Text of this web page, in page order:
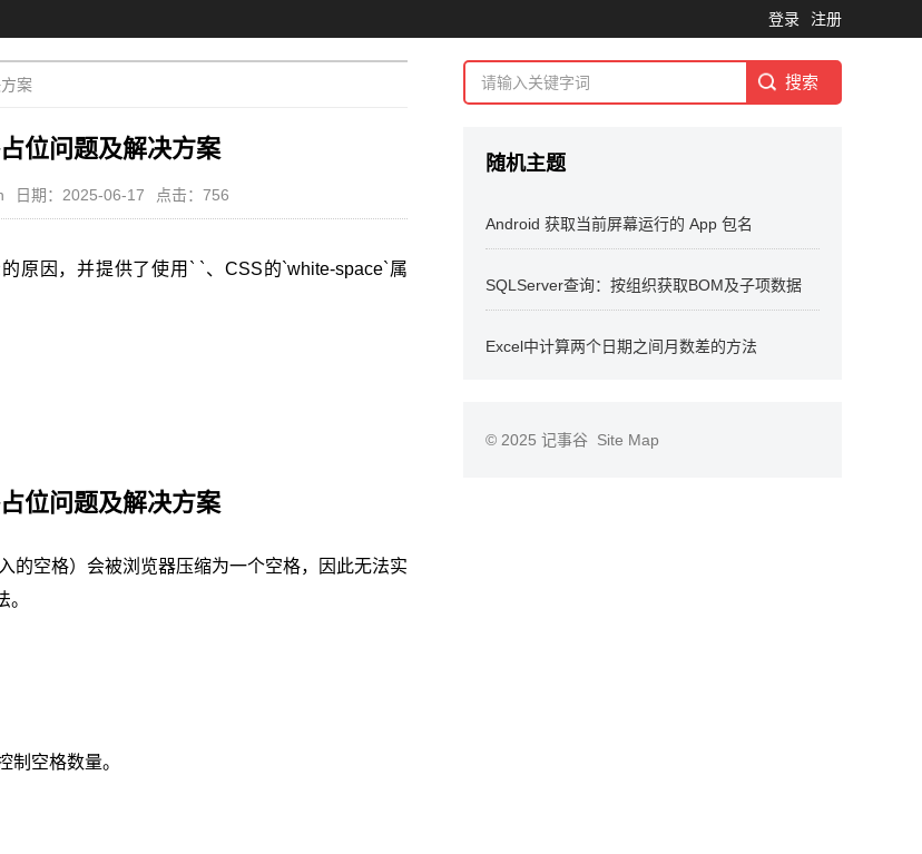
登录 注册
案
位问题及解决方案
日期：2025-06-17 点击：756
原因，并提供了使用` `、CSS的`white-space`属
位问题及解决方案
空格）会被浏览器压缩为一个空格，因此无法实
制空格数量。
随机主题
Android 获取当前屏幕运行的 App 包名
SQLServer查询：按组织获取BOM及子项数据
Excel中计算两个日期之间月数差的方法
© 2025 记事谷 Site Map